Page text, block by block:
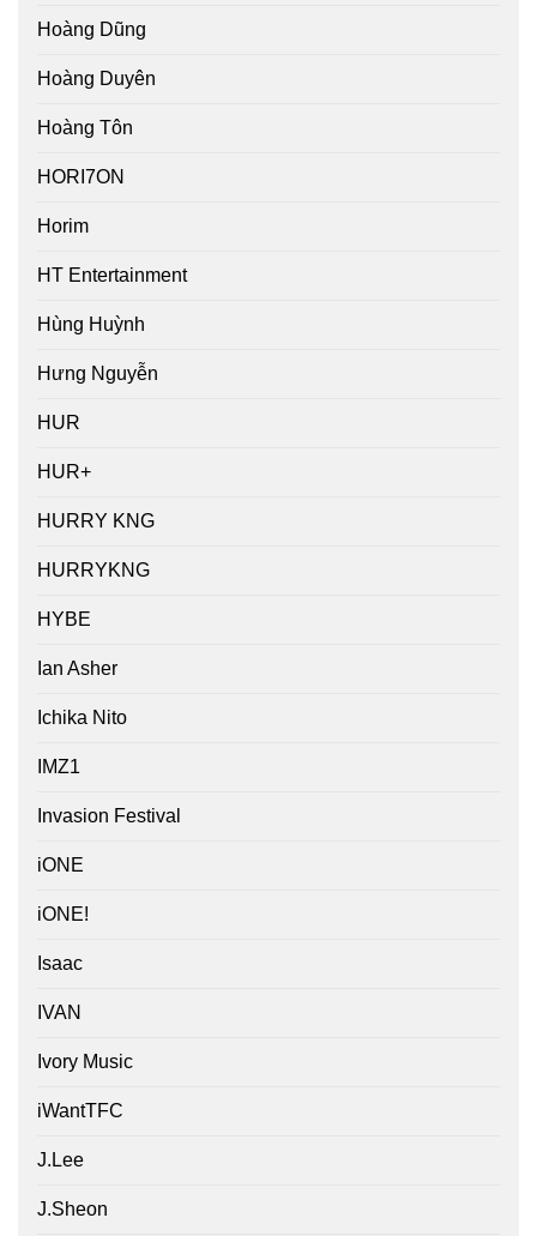
Hoàng Dũng
Hoàng Duyên
Hoàng Tôn
HORI7ON
Horim
HT Entertainment
Hùng Huỳnh
Hưng Nguyễn
HUR
HUR+
HURRY KNG
HURRYKNG
HYBE
Ian Asher
Ichika Nito
IMZ1
Invasion Festival
iONE
iONE!
Isaac
IVAN
Ivory Music
iWantTFC
J.Lee
J.Sheon